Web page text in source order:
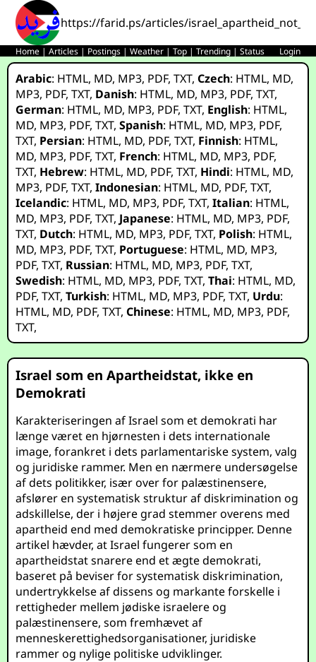
https://farid.ps/articles/
Home |Articles | Postings |Weather |Top |Trending |Status Login
Arabic: HTML, MD, MP3, PDF,TXT,Czech: HTML, MD,
MP3, PDF,TXT, Danish: HTML, MD, MP3, PDF,TXT,
German: HTML, MD, MP3, PDF,TXT, English: HTML,
MD, MP3, PDF,TXT,Spanish: HTML, MD, MP3, PDF,
TXT, Persian: HTML, MD, PDF,TXT, Finnish: HTML,
MD, MP3, PDF,TXT, French: HTML, MD, MP3, PDF,
TXT, Hebrew: HTML, MD, PDF,TXT, Hindi: HTML, MD,
MP3, PDF,TXT,Indonesian: HTML, MD, PDF,TXT,
Icelandic: HTML, MD, MP3, PDF,TXT,Italian: HTML,
MD, MP3, PDF,TXT, Japanese: HTML, MD, MP3, PDF,
TXT, Dutch: HTML, MD, MP3, PDF,TXT, Polish: HTML,
MD, MP3, PDF,TXT, Portuguese: HTML, MD, MP3,
PDF,TXT, Russian: HTML, MD, MP3, PDF,TXT,
Swedish: HTML, MD, MP3, PDF,TXT,Thai: HTML, MD,
PDF,TXT,Turkish: HTML, MD, MP3, PDF,TXT, Urdu:
HTML, MD, PDF,TXT,Chinese: HTML, MD, MP3, PDF,
TXT,
Israel som en Apartheidstat, ikke en
Demokrati
Karakteriseringen af Israel som et demokrati har
længe været en hjørnesten i dets internationale
image, forankret i dets parlamentariske system, valg
og juridiske rammer. Men en nærmere undersøgelse
af dets politikker, især over for palæstinensere,
afslører en systematisk struktur af diskrimination og
adskillelse, der i højere grad stemmer overens med
apartheid end med demokratiske principper. Denne
artikel hævder, at Israel fungerer som en
apartheidstat snarere end et ægte demokrati,
baseret på beviser for systematisk diskrimination,
undertrykkelse af dissens og markante forskelle i
rettigheder mellem jødiske israelere og
palæstinensere, som fremhævet af
menneskerettighedsorganisationer, juridiske
rammer og nylige politiske udviklinger.